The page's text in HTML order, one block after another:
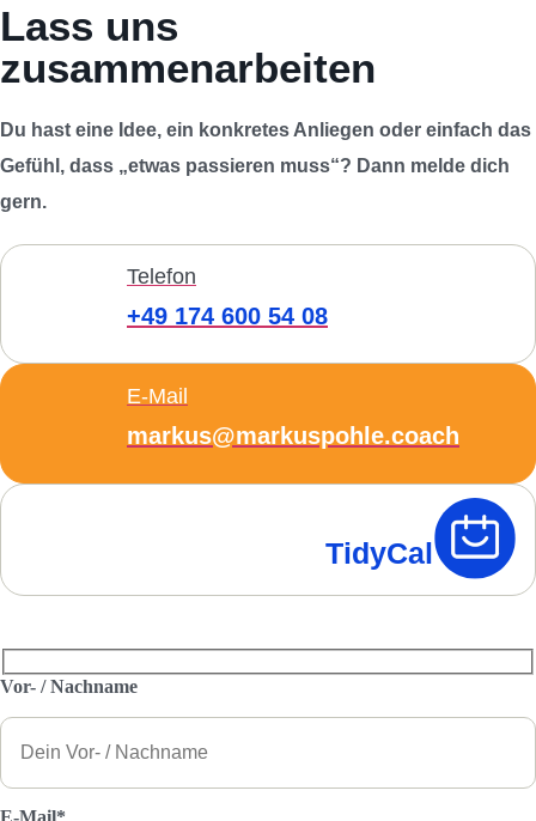
Lass uns
zusammenarbeiten
Du hast eine Idee, ein konkretes Anliegen oder einfach das
Gefühl, dass „etwas passieren muss“? Dann melde dich
gern.
+49 174 600 54 08
Telefon
markus@markuspohle.coach
E-Mail
TidyCal
Vor- / Nachname